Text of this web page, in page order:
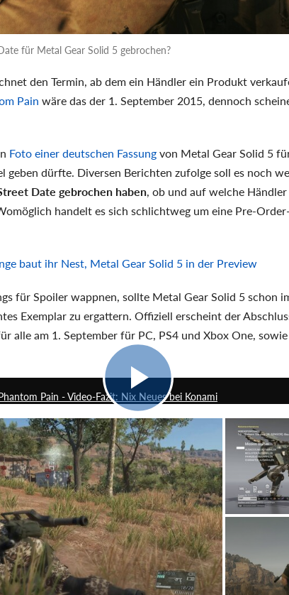
für Metal Gear Solid 5 gebrochen?
den Termin, ab dem ein Händler ein Produkt
Pain wäre das der 1. September 2015, dennoch
Foto einer deutschen Fassungvon Metal Gear Solid 5
geben dürfte. Diversen Berichten zufolge soll es noch
Date gebrochen haben, ob und auf welche
handelt es sich schlichtweg um eine Pre-
baut ihr Nest, Metal Gear Solid 5 in der Preview
für Spoiler wappnen, sollte Metal Gear Solid 5 schon
Exemplar zu ergattern. Offiziell erscheint der
alle am 1. September für PC, PS4 und Xbox One,
Pain - Video-Fazit: Nix Neues bei Konami